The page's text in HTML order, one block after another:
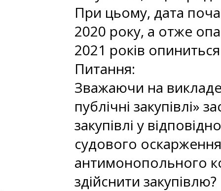
При цьому, дата
2020 року, а отже
2021 років
Питання:
Зважаючи на
публічні
закупівлі у
судового оскарження
антимонопольного
здійснити закупівлю?